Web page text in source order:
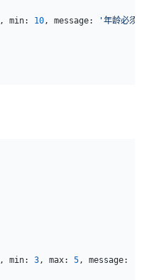
, min: 10 , message:
'年龄必须大
, min: 3 , max: 5 , message: